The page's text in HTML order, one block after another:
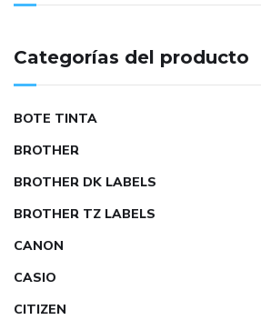
Categorías del producto
BOTE TINTA
BROTHER
BROTHER DK LABELS
BROTHER TZ LABELS
CANON
CASIO
CITIZEN